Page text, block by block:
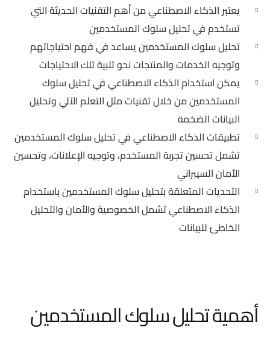
يعتبر الذكاء الاصطناعي من أهم التقنيات الحديثة التي
تستخدم في تحليل سلوك المستخدمين
تحليل سلوك المستخدمين يساعد في فهم احتياجاتهم
وتوجيه الخدمات والمنتجات نحو تلبية تلك الاحتياجات
يمكن استخدام الذكاء الاصطناعي في تحليل سلوك
المستخدمين من خلال تقنيات مثل التعلم الآلي وتحليل
البيانات الضخمة
تطبيقات الذكاء الاصطناعي في تحليل سلوك المستخدمين
تشمل تحسين تجربة المستخدم، وتوجيه الإعلانات، وتحسين
الأمان السيبراني
التحديات المتعلقة بتحليل سلوك المستخدمين باستخدام
الذكاء الاصطناعي تشمل الخصوصية والأمان والتحليل
الخاطئ للبيانات
أهمية تحليل سلوك المستخدمين